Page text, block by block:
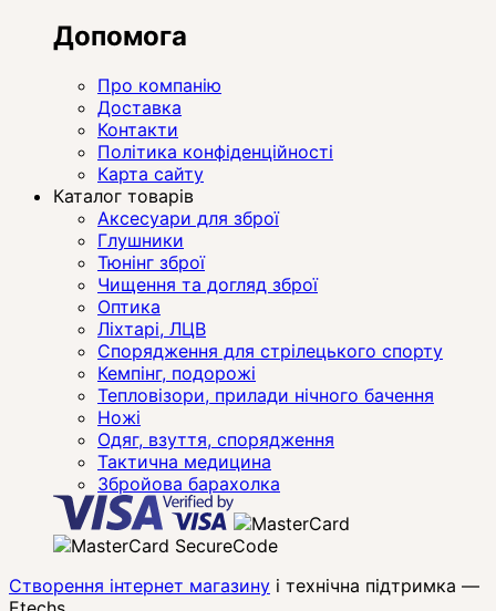
Допомога
Про компанію
Доставка
Контакти
Політика конфіденційності
Карта сайту
Каталог товарів
Аксесуари для зброї
Глушники
Тюнінг зброї
Чищення та догляд зброї
Оптика
Ліхтарі, ЛЦВ
Спорядження для стрілецького спорту
Кемпінг, подорожі
Тепловізори, прилади нічного бачення
Ножі
Одяг, взуття, спорядження
Тактична медицина
Збройова барахолка
Створення інтернет магазину і технічна підтримка —